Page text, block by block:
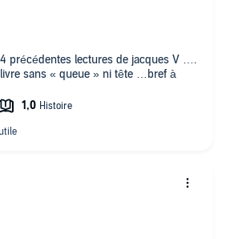
précédentes lectures de jacques V ….
sans « queue » ni tête …bref à